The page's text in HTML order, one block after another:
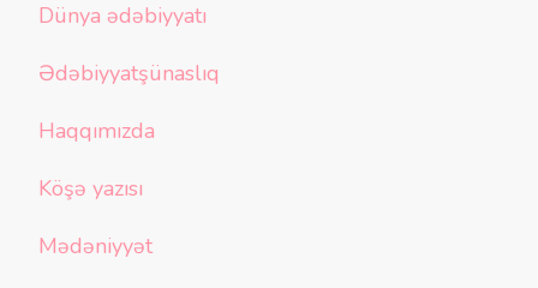
Dünya ədəbiyyatı
Ədəbiyyatşünaslıq
Haqqımızda
Köşə yazısı
Mədəniyyət